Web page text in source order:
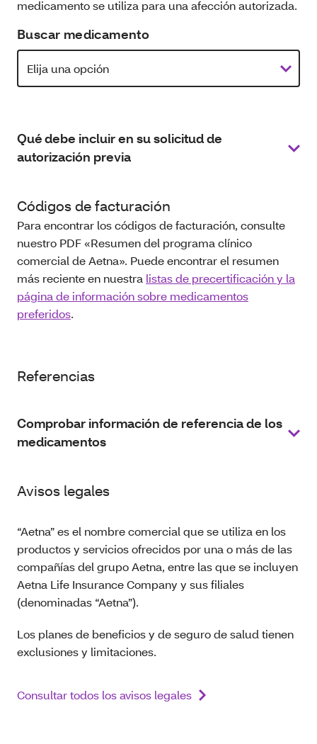
medicamento se utiliza para una afección autorizada.
Buscar medicamento
Qué debe incluir en su solicitud de
autorización previa
Códigos de facturación
Para encontrar los códigos de facturación, consulte
nuestro PDF «Resumen del programa clínico
comercial de Aetna». Puede encontrar el resumen
más reciente en nuestra listas de precertificación y la
página de información sobre medicamentos
preferidos.
Referencias
Comprobar información de referencia de los
medicamentos
Avisos legales
“Aetna” es el nombre comercial que se utiliza en los
productos y servicios ofrecidos por una o más de las
compañías del grupo Aetna, entre las que se incluyen
Aetna Life Insurance Company y sus filiales
(denominadas “Aetna”).
Los planes de beneficios y de seguro de salud tienen
exclusiones y limitaciones.
Consultar todos los avisos legales